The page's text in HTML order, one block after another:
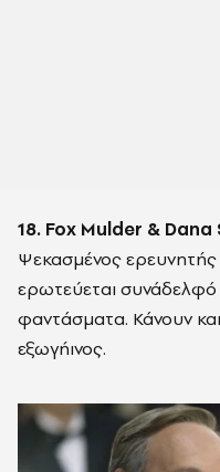
18. Fox Mulder & Dana
Ψεκασμένος
ερωτεύεται συνάδελφό
φαντάσματα. Κάνουν
εξωγήινος.